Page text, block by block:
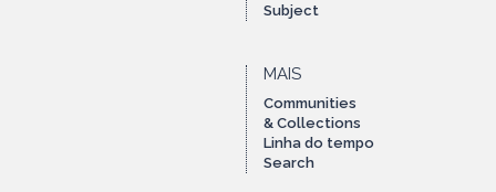
Subject
MAIS
Communities
& Collections
Linha do tempo
Search